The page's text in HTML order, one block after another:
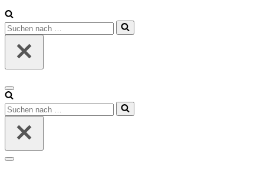
Suchen
nach …
Navigationsmenü
Suchen
nach …
Navigationsmenü